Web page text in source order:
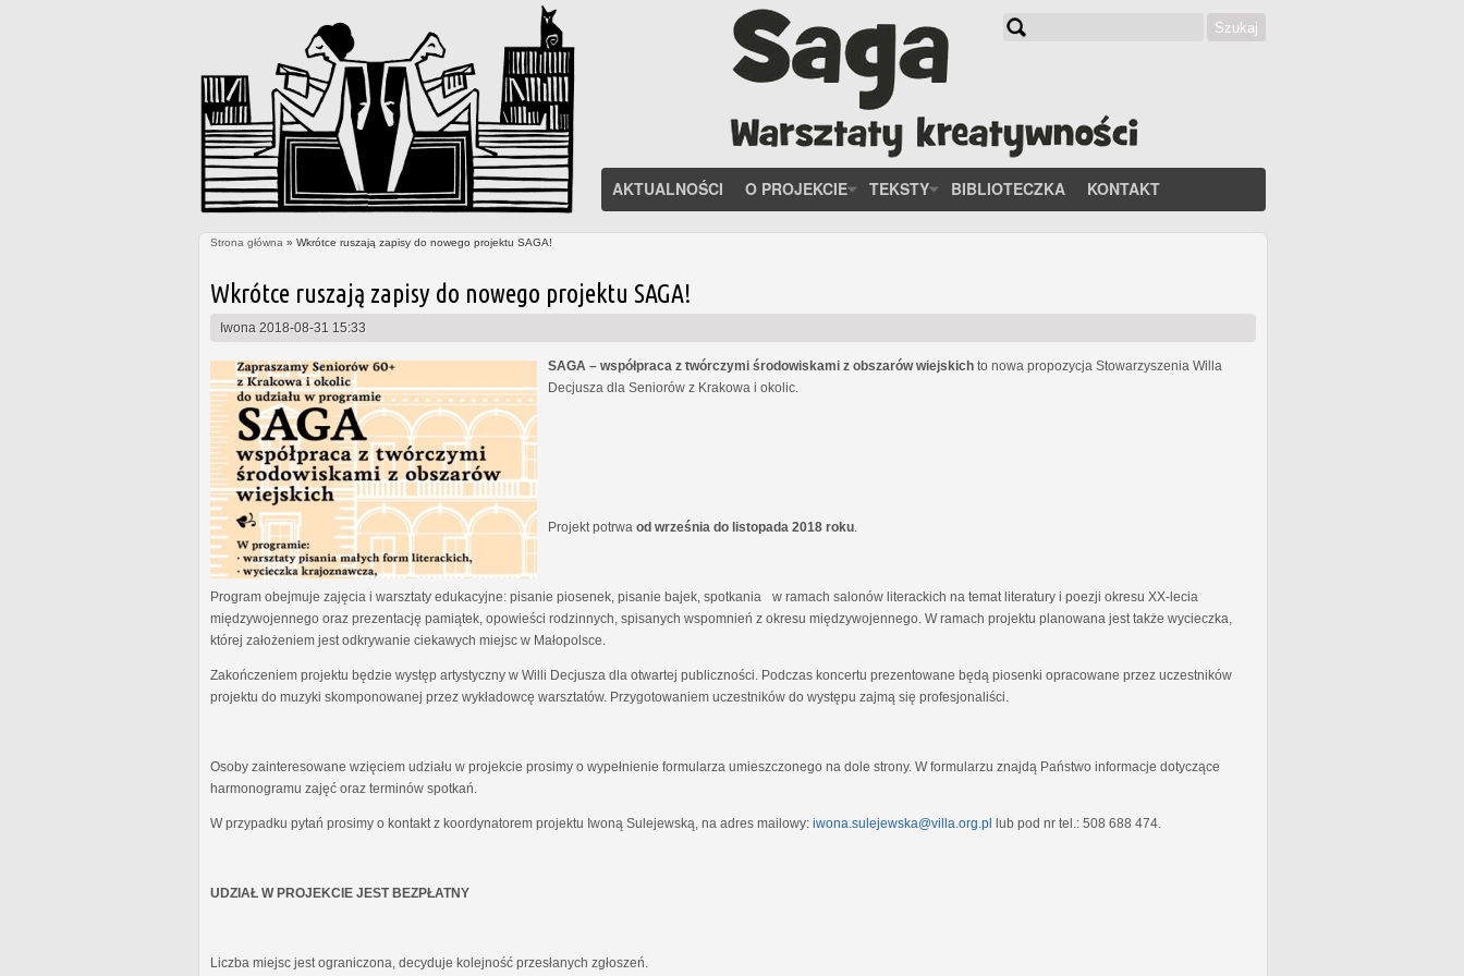
Szukaj
AKTUALNOŚCI O PROJEKCIE TEKSTY BIBLIOTECZKA KONTAKT
Strona główna » Wkrótce ruszają zapisy do nowego projektu SAGA!
Wkrótce ruszają zapisy do nowego projektu SAGA!
Iwona 2018-08-31 15:33
SAGA – współpraca z twórczymi środowiskami z obszarów wiejskich to nowa propozycja Stowarzyszenia Willa
Decjusza dla Seniorów z Krakowa i okolic.
Projekt potrwa od września do listopada 2018 roku
Program obejmuje zajęcia i warsztaty edukacyjne: pisanie piosenek, pisanie bajek, spotkania w ramach salonów literackich na temat literatury i poezji okresu XX-lecia
międzywojennego oraz prezentację pamiątek, opowieści rodzinnych, spisanych wspomnień z okresu międzywojennego. W ramach projektu planowana jest także wycieczka,
której założeniem jest odkrywanie ciekawych miejsc w Małopolsce.
Zakończeniem projektu będzie występ artystyczny w Willi Decjusza dla otwartej publiczności. Podczas koncertu prezentowane będą piosenki opracowane przez uczestników
projektu do muzyki skomponowanej przez wykładowcę warsztatów. Przygotowaniem uczestników do występu zajmą się profesjonaliści.
Osoby zainteresowane wzięciem udziału w projekcie prosimy o wypełnienie formularza umieszczonego na dole strony. W formularzu znajdą Państwo informacje dotyczące
harmonogramu zajęć oraz terminów spotkań.
W przypadku pytań prosimy o kontakt z koordynatorem projektu Iwoną Sulejewską, na adres mailowy: iwona.sulejewska@villa.org.pl lub pod nr tel.: 508 688 474.
UDZIAŁ W PROJEKCIE JEST BEZPŁATNY
Liczba miejsc jest ograniczona, decyduje kolejność przesłanych zgłoszeń.